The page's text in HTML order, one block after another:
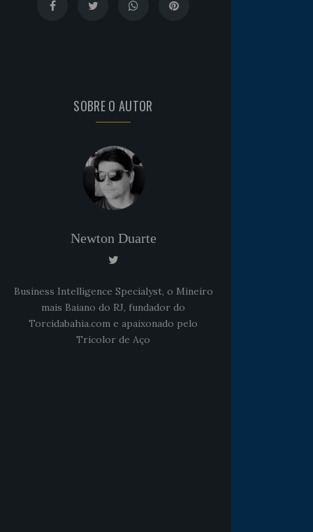
SOBRE O AUTOR
Newton Duarte
Business Intelligence Specialyst, o Mineiro
mais Baiano do RJ, fundador do
Torcidabahia.com e apaixonado pelo
Tricolor de Aço